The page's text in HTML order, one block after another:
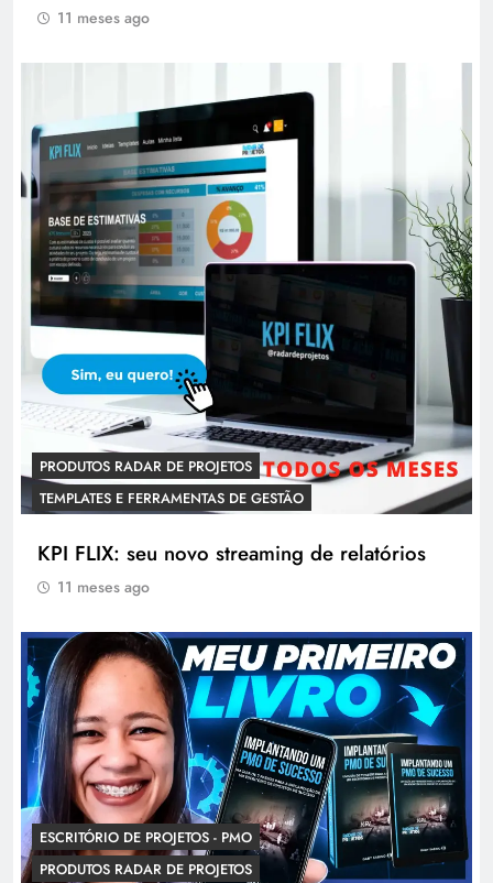
11 meses ago
PRODUTOS RADAR DE PROJETOS
TEMPLATES E FERRAMENTAS DE GESTÃO
KPI FLIX: seu novo streaming de relatórios
11 meses ago
ESCRITÓRIO DE PROJETOS - PMO
PRODUTOS RADAR DE PROJETOS